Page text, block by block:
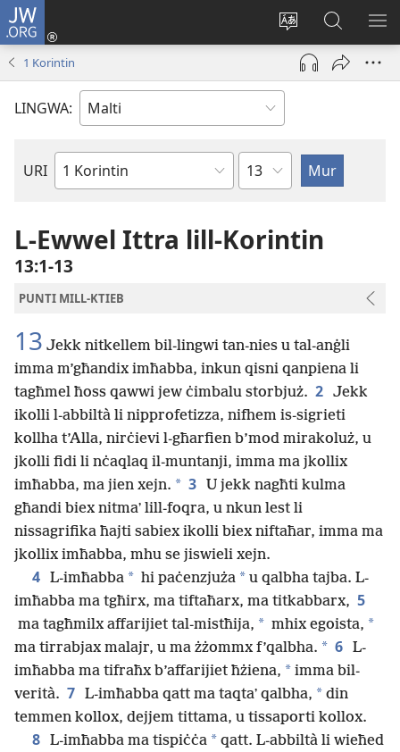
JW.ORG
Biddel
lingwa
Illoggja
(opens
window)
Fittex
f’JW.ORG
1 Korintin
LINGWA:
URI
Ktieb
Kapitlu
L-Ewwel Ittra lill-Korintin
13:1-13
PUNTI MILL-KTIEB
13 Jekk nitkellem bil-lingwi tan-nies u tal-anġli
imma m’għandix imħabba, inkun qisni qanpiena li
tagħmel ħoss qawwi jew ċimbalu storbjuż. 2 Jekk
ikolli l-abbiltà li nipprofetizza, nifhem is-sigrieti
kollha t’Alla, nirċievi l-għarfien b’mod mirakoluż, u
jkolli fidi li nċaqlaq il-muntanji, imma ma jkollix
imħabba, ma jien xejn. * 3
U jekk nagħti kulma
għandi biex nitmaʼ lill-foqra, u nkun lest li
nissagrifika ħajti sabiex ikolli biex niftaħar, imma ma
jkollix imħabba, mhu se jiswieli xejn.
4 L-imħabba * hi paċenzjuża * u qalbha tajba. L-
imħabba ma tgħirx, ma tiftaħarx, ma titkabbarx, 5
ma tagħmilx affarijiet tal-mistħija, * mhix egoista, *
ma tirrabjax malajr, u ma żżommx f’qalbha. * 6 L-
imħabba ma tifraħx b’affarijiet ħżiena, * imma bil-
verità. 7 L-imħabba qatt ma taqtaʼ qalbha, * din
temmen kollox, dejjem tittama, u tissaporti kollox.
8 L-imħabba ma tispiċċa * qatt. L-abbiltà li wieħed